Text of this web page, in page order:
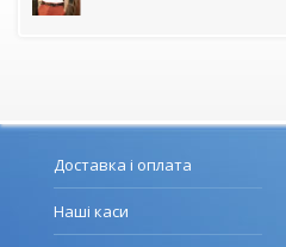
Доставка і оплата
Наші каси